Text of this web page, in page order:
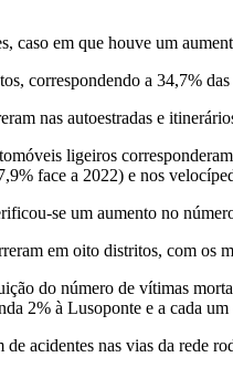
caso em que houve um
correspondendo a 34,7%
nas autoestradas e
ligeiros
face a 2022) e nos
se um aumento no
em oito distritos, com os
do número de vítimas
2% à Lusoponte e a cada
acidentes nas vias da rede